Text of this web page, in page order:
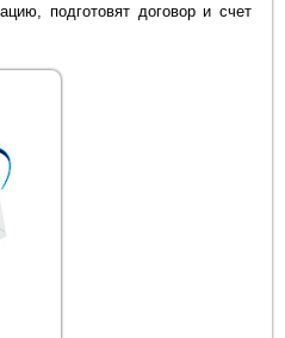
подготовят договор и счет